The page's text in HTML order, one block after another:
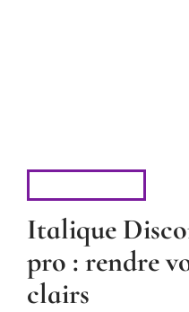
Italique
pro : rendre
clairs